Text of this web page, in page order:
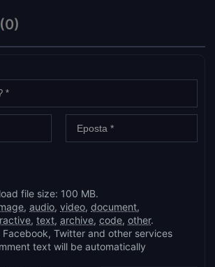
(0)
file size: 100 MB.
, audio, video, document,
, text, archive, code, other.
Facebook, Twitter and other services
text will be automatically